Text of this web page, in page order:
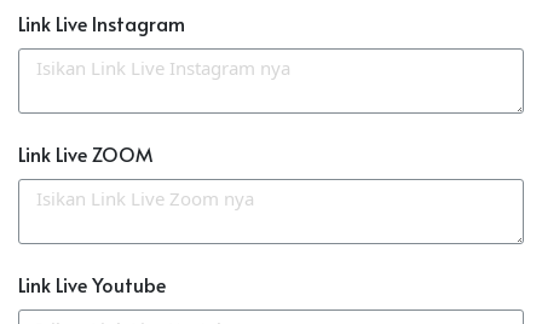
Link Live Instagram
Link Live ZOOM
Link Live Youtube